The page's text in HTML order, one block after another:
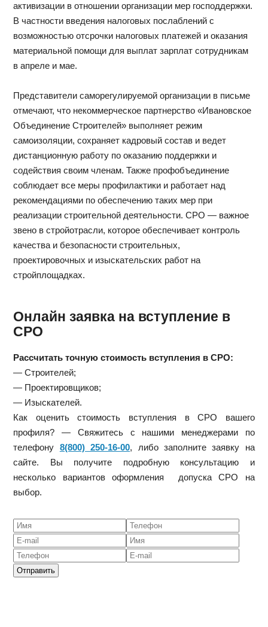
активизации в отношении организации мер господдержки.
В частности введения налоговых послаблений с
возможностью отсрочки налоговых платежей и оказания
материальной помощи для выплат зарплат сотрудникам
в апреле и мае.
Представители саморегулируемой организации в письме
отмечают, что некоммерческое партнерство «Ивановское
Объединение Строителей» выполняет режим
самоизоляции, сохраняет кадровый состав и ведет
дистанционную работу по оказанию поддержки и
содействия своим членам. Также профобъединение
соблюдает все меры профилактики и работает над
рекомендациями по обеспечению таких мер при
реализации строительной деятельности. СРО — важное
звено в стройотрасли, которое обеспечивает контроль
качества и безопасности строительных,
проектировочных и изыскательских работ на
стройплощадках.
Онлайн заявка на вступление в
СРО
Рассчитать точную стоимость вступления в СРО:
— Строителей;
— Проектировщиков;
— Изыскателей.
Как оценить стоимость вступления в СРО вашего
профиля? — Свяжитесь с нашими менеджерами по
телефону 8(800) 250-16-00, либо заполните заявку на
сайте. Вы получите подробную консультацию и
несколько вариантов оформления допуска СРО на
выбор.